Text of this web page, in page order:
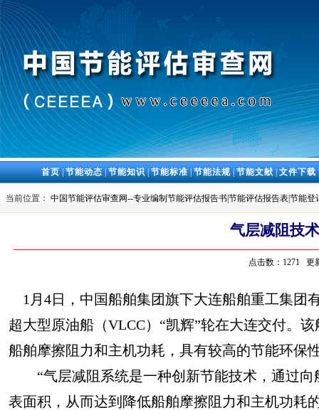
首页|节能动态|节能知识|节能标准|节能法规|节能文献|文件下载
当前位置： 中国节能评估审查网--专业编制节能评估报告书|节能评估报告表|节能登
气层减阻技
点击数：1271 更
1月4日，中国船舶集团旗下大连船舶重工集团
超大型原油船（VLCC）“凯辉”轮在大连交付。
船舶摩擦阻力和主机功耗，具有较高的节能环保
“气层减阻系统是一种创新节能技术，通过向
表面积，从而达到降低船舶摩擦阻力和主机功耗